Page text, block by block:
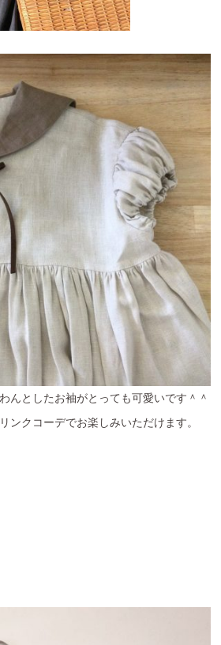
んとしたお袖がとっても可愛いです＾＾
ンクコーデでお楽しみいただけます。